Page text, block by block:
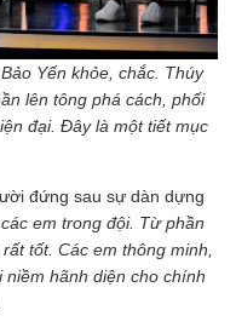
Yến khỏe, chắc. Thúy
lên tông phá cách, phối
đại. Đây là một tiết mục
đứng sau sự dàn dựng
em trong đội. Từ phần
tốt. Các em thông minh,
hãnh diện cho chính